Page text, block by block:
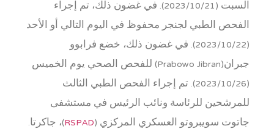
السبت (2023/10/21). في غضون ذلك، تم إجراء
الفحص الطبي لجنجر محفوظ في اليوم التالي أو الأحد
(2023/10/22). في غضون ذلك، خضع فرابوو
جبران(Prabowo Jibran) للفحص الصحي يوم الخميس
(2023/10/26). تم إجراء الفحص الطبي الثالث
للمرشحين للرئاسة ونائب الرئيس في مستشفى
جاتوت سويبروتو العسكري المركزي (RSPAD)، جاكرتا.